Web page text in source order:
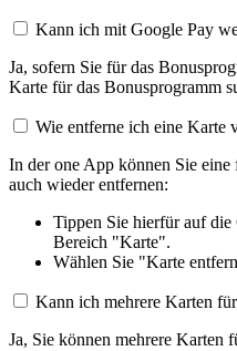
Kann ich mit Google Pay
Ja, sofern Sie für das
Karte für das Bonusprogramm
Wie entferne ich eine Karte
In der one App können Sie
auch wieder entfernen:
Tippen Sie hierfür auf
Bereich "Karte".
Wählen Sie "Karte
Kann ich mehrere Karten
Ja, Sie können mehrere Karten